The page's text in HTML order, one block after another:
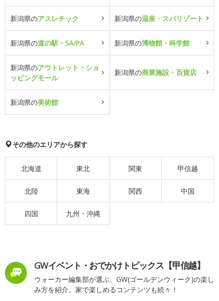
新潟県のアスレチック 新潟県の温泉・スパリゾート
新潟県の道の駅・SA/PA 新潟県の博物館・科学館
新潟県のアウトレット・ショ
ッピングモール
新潟県の商業施設・百貨店
新潟県の美術館
その他のエリアから探す
北海道 東北 関東 甲信越
北陸 東海 関西 中国
四国 九州・沖縄
GWイベント・おでかけトピックス【甲信越】
ウォーカー編集部が選ぶ、GW(ゴールデンウィーク)の楽し
み方を紹介。家で楽しめるコンテンツも続々！